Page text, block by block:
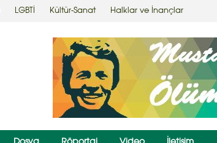
LGBTİ Kültür-Sanat Halklar ve İnançlar